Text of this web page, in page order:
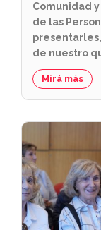
Comunidad
de las
de nuestro
Mirá más